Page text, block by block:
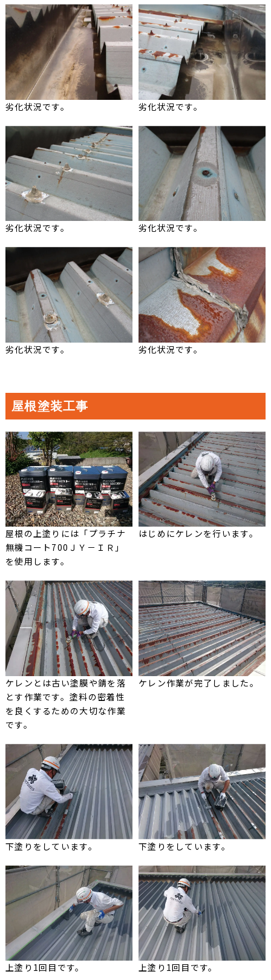
劣化状況です。 劣化状況です。
劣化状況です。 劣化状況です。
劣化状況です。 劣化状況です。
屋根塗装工事
屋根の上塗りには「プラチナ
無機コート700ＪＹ－ＩＲ」
を使用します。
はじめにケレンを行います。
ケレンとは古い塗膜や錆を落
とす作業です。塗料の密着性
を良くするための大切な作業
です。
ケレン作業が完了しました。
下塗りをしています。 下塗りをしています。
上塗り1回目です。 上塗り1回目です。